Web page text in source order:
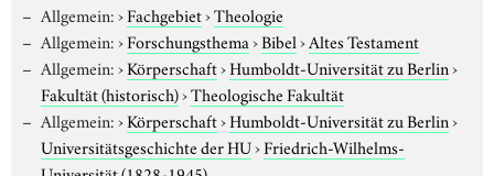
Allgemein:›Fachgebiet›Theologie
Allgemein:›Forschungsthema›Bibel›Altes Testament
Allgemein:›Körperschaft›Humboldt-Universität zu Berlin›
Fakultät (historisch)›Theologische Fakultät
Allgemein:›Körperschaft›Humboldt-Universität zu Berlin›
Universitätsgeschichte der HU›Friedrich-Wilhelms-